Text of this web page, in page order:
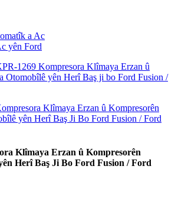
a Ac
yên Ford
Klîmaya Erzan û Kompresorên
Herî Baş Ji Bo Ford Fusion / Ford